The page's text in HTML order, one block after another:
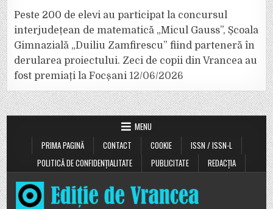
Peste 200 de elevi au participat la concursul
interjudețean de matematică „Micul Gauss”, Școala
Gimnazială „Duiliu Zamfirescu” fiind parteneră în
derularea proiectului. Zeci de copii din Vrancea au
fost premiați la Focșani 12/06/2026
MENU
PRIMA PAGINĂ
CONTACT COOKIE
ISSN / ISSN-L
POLITICĂ DE CONFIDENȚIALITATE
PUBLICITATE REDACȚIA